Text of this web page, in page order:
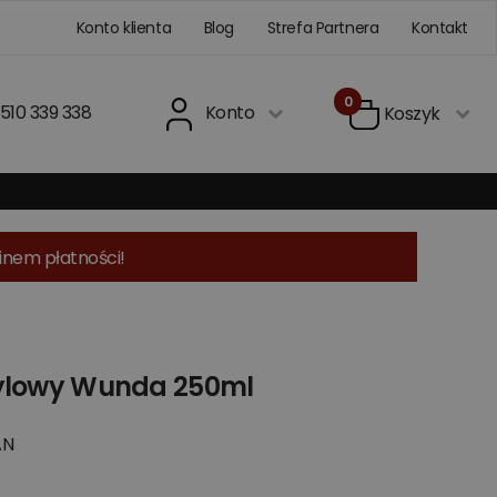
Konto klienta Blog Strefa Partnera Kontakt
510 339 338 Konto 0 Koszyk
płatności!
Wunda 250ml